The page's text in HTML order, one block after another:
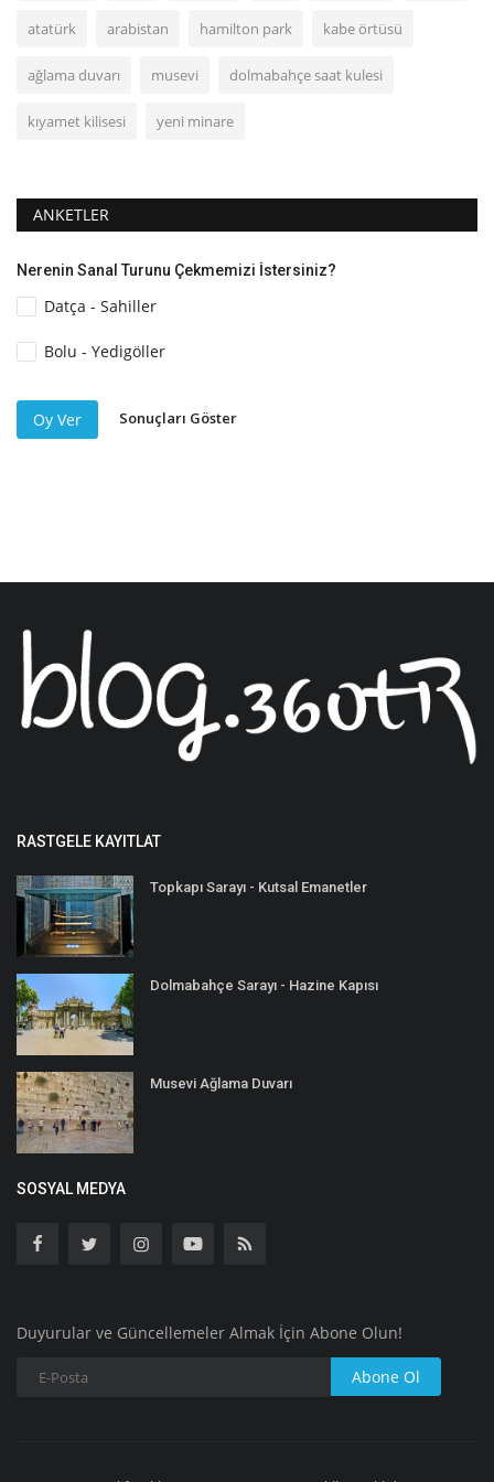
atatürk arabistan hamilton park kabe örtüsü
ağlama duvarı musevi dolmabahçe saat kulesi
kıyamet kilisesi yeni minare
ANKETLER
Nerenin Sanal Turunu Çekmemizi İstersiniz?
Datça - Sahiller
Bolu - Yedigöller
Oy Ver Sonuçları Göster
RASTGELE KAYITLAT
Topkapı Sarayı - Kutsal Emanetler
Dolmabahçe Sarayı - Hazine Kapısı
Musevi Ağlama Duvarı
SOSYAL MEDYA
Duyurular ve Güncellemeler Almak İçin Abone Olun!
Abone Ol